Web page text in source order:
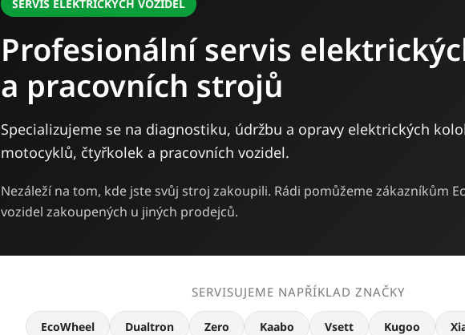
SERVIS ELEKTRICKÝCH VOZIDEL
Profesionální servis
a pracovních strojů
Specializujeme se na diagnostiku, údržbu a opravy elektrických
motocyklů, čtyřkolek a pracovních vozidel.
Nezáleží na tom, kde jste svůj stroj zakoupili. Rádi pomůžeme zákazníkům
vozidel zakoupených u jiných prodejců.
SERVISUJEME NAPŘÍKLAD ZNAČKY
EcoWheel Dualtron Zero Kaabo Vsett Kugoo